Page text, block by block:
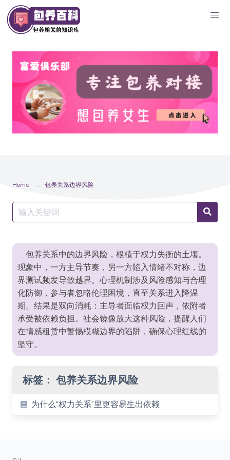
Skip
to
content
Home 包养关系边界风险
Search
for:
包养关系中的边界风险，根植于权力失衡的土壤。
现象中，一方主导节奏，另一方陷入情绪不对称，边
界测试频发导致越界。心理机制涉及风险感知与合理
化防御，参与者忽略伦理困境，直至关系进入降温
期。结果是双向消耗：主导者面临权力回声，依附者
承受被依赖负担。社会镜像放大这种风险，提醒人们
在情感租赁中警惕模糊边界的陷阱，确保心理红线的
坚守。
标签： 包养关系边界风险
为什么“权力关系”里更容易生出依赖